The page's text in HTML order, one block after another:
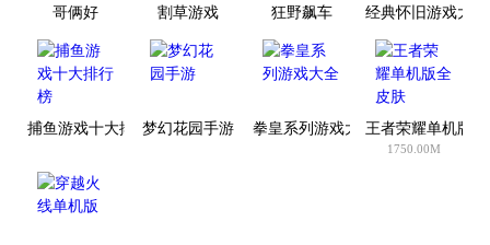
哥俩好 割草游戏 狂野飙车 经典怀旧游戏大全
捕鱼游戏十大排行榜梦幻花园手游 拳皇系列游戏大全王者荣耀单机版
1750.00M